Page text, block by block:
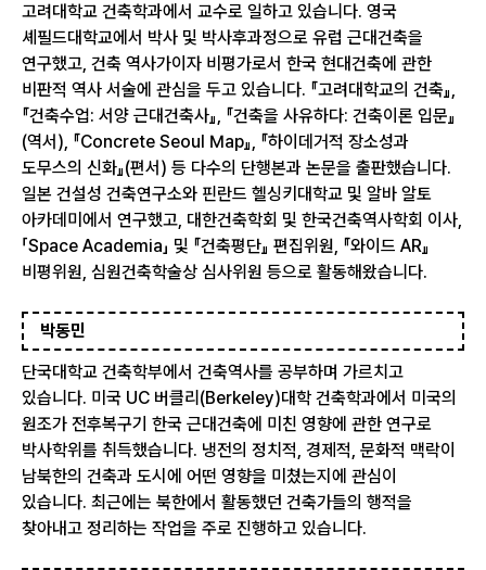
고려대학교 건축학과에서 교수로 일하고 있습니다. 영국
셰필드대학교에서 박사 및 박사후과정으로 유럽 근대건축을
연구했고, 건축 역사가이자 비평가로서 한국 현대건축에 관한
비판적 역사 서술에 관심을 두고 있습니다. 『고려대학교의 건축』,
『건축수업: 서양 근대건축사』, 『건축을 사유하다: 건축이론 입문』
(역서), 『Concrete Seoul Map』, 『하이데거적 장소성과
도무스의 신화』(편서) 등 다수의 단행본과 논문을 출판했습니다.
일본 건설성 건축연구소와 핀란드 헬싱키대학교 및 알바 알토
아카데미에서 연구했고, 대한건축학회 및 한국건축역사학회 이사,
「Space Academia」 및 『건축평단』 편집위원, 『와이드 AR』
비평위원, 심원건축학술상 심사위원 등으로 활동해왔습니다.
박동민
단국대학교 건축학부에서 건축역사를 공부하며 가르치고
있습니다. 미국 UC 버클리(Berkeley)대학 건축학과에서 미국의
원조가 전후복구기 한국 근대건축에 미친 영향에 관한 연구로
박사학위를 취득했습니다. 냉전의 정치적, 경제적, 문화적 맥락이
남북한의 건축과 도시에 어떤 영향을 미쳤는지에 관심이
있습니다. 최근에는 북한에서 활동했던 건축가들의 행적을
찾아내고 정리하는 작업을 주로 진행하고 있습니다.